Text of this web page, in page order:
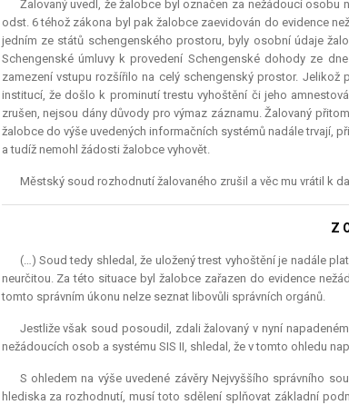
Žalovaný uvedl, že žalobce byl označen za nežádoucí
odst. 6 téhož zákona byl pak žalobce zaevidován do evidence
jedním ze států schengenského prostoru, byly osobní údaje
Schengenské úmluvy k provedení Schengenské dohody ze
zamezení vstupu rozšířilo na celý schengenský prostor.
institucí, že došlo k prominutí trestu vyhoštění či jeho
zrušen, nejsou dány důvody pro výmaz záznamu. Žalovaný
žalobce do výše uvedených informačních systémů nadále trvají,
a tudíž nemohl žádosti žalobce vyhovět.
Městský soud rozhodnutí žalovaného zrušil a věc mu vrátil k
Z
(…) Soud tedy shledal, že uložený trest vyhoštění je nadále
neurčitou. Za této situace byl žalobce zařazen do evidence
tomto správním úkonu nelze seznat libovůli správních orgánů.
Jestliže však soud posoudil, zdali žalovaný v nyní
nežádoucích osob a systému SIS II, shledal, že v tomto ohledu
S ohledem na výše uvedené závěry Nejvyššího správního
hlediska za rozhodnutí, musí toto sdělení splňovat základní